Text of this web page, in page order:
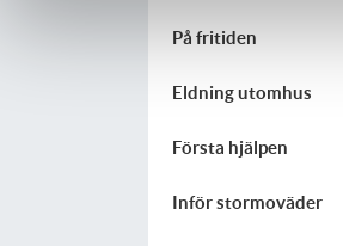
På fritiden
Eldning utomhus
Första hjälpen
Inför stormoväder